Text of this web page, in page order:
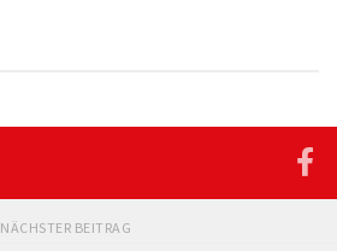
NÄCHSTER BEITRAG